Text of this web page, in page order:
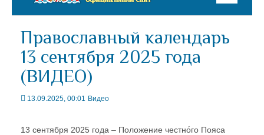
Православный календарь
13 сентября 2025 года
(ВИДЕО)
13.09.2025, 00:01 Видео
13 сентября 2025 года – Положение честно́го Пояса